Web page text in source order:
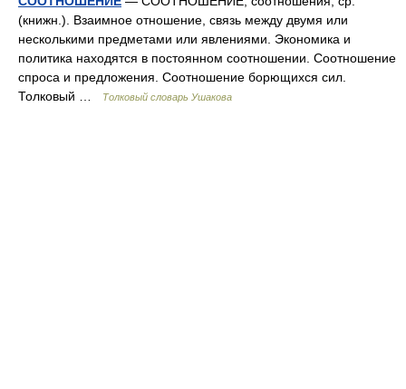
(книжн.). Взаимное отношение, связь между двумя или
несколькими предметами или явлениями. Экономика и
политика находятся в постоянном соотношении. Соотношение
спроса и предложения. Соотношение борющихся сил.
Толковый …
Толковый словарь Ушакова